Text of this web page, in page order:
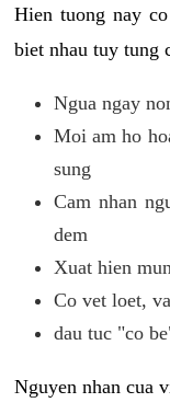
Hien tuong nay
biet nhau tuy tung
Ngua ngay
Moi am ho
sung
Cam nhan
dem
Xuat hien
Co vet loet,
dau tuc "co
Nguyen nhan cua